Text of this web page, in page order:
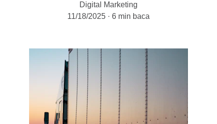
Digital Marketing
11/18/2025
6 min baca